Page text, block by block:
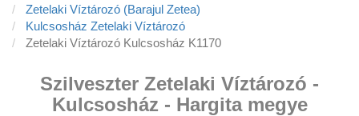
Zetelaki Víztározó (Barajul Zetea)
Kulcsosház Zetelaki Víztározó
Zetelaki Víztározó Kulcsosház K1170
Szilveszter Zetelaki Víztározó -
Kulcsosház - Hargita megye